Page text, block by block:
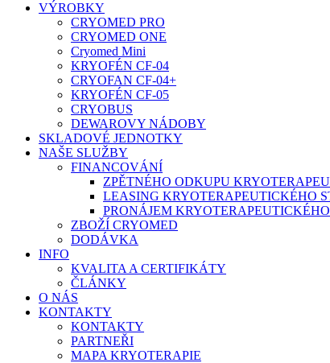
VÝROBKY
CRYOMED PRO
CRYOMED ONE
Cryomed Mini
KRYOFÉN CF-04
CRYOFAN CF-04+
KRYOFÉN CF-05
CRYOBUS
DEWAROVY NÁDOBY
SKLADOVÉ JEDNOTKY
NAŠE SLUŽBY
FINANCOVÁNÍ
ZPĚTNÉHO ODKUPU
LEASING KRYOTERAPEUTICKÉHO
PRONÁJEM KRYOTERAPEUTICKÉHO
ZBOŽÍ CRYOMED
DODÁVKA
INFO
KVALITA A CERTIFIKÁTY
ČLÁNKY
O NÁS
KONTAKTY
KONTAKTY
PARTNEŘI
MAPA KRYOTERAPIE